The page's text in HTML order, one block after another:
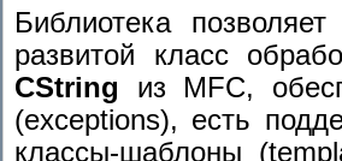
Библиотека
развитой класс
CString из MFC,
(exceptions), есть
классы-шаблоны